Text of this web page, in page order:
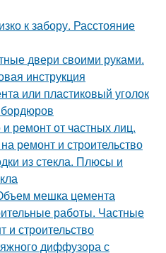
к забору. Расстояние
двери своими руками.
инструкция
или пластиковый уголок
ремонт от частных лиц.
ремонт и строительство
из стекла. Плюсы и
мешка цемента
работы. Частные
и строительство
диффузора с